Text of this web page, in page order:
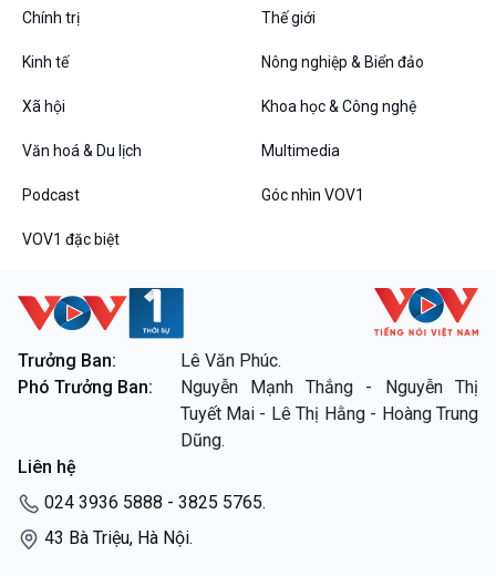
VOV1 đặc biệt
Chân dung cuộc sống
Các chương trình đặc biệt
Chính trị Thế giới
Kinh tế Nông nghiệp & Biển đảo
Xã hội Khoa học & Công nghệ
Văn hoá & Du lịch Multimedia
Podcast Góc nhìn VOV1
VOV1 đặc biệt
Trưởng Ban:
Lê Văn Phúc.
Phó Trưởng Ban:
Nguyễn Mạnh Thắng - Nguyễn Thị
Tuyết Mai - Lê Thị Hằng - Hoàng Trung
Dũng.
Liên hệ
024 3936 5888 - 3825 5765.
43 Bà Triệu, Hà Nội.